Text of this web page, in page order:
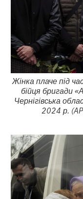
Жінка плаче під
бійця бригади
Чернігівська
2024 р.